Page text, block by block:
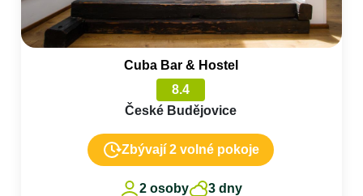
Cuba Bar & Hostel
8.4
České Budějovice
Zbývají 2 volné pokoje
2 osoby 3 dny